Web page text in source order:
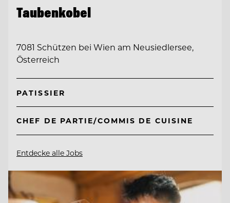
Taubenkobel
7081 Schützen bei Wien am Neusiedlersee,
Österreich
PATISSIER
CHEF DE PARTIE/COMMIS DE CUISINE
Entdecke alle Jobs